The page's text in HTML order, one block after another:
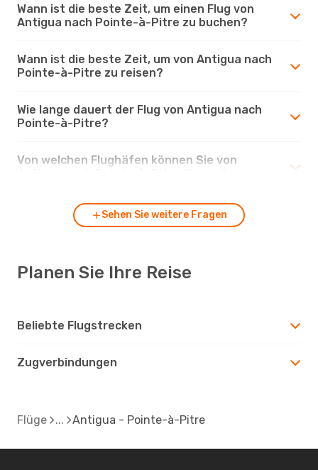
Wann ist die beste Zeit, um einen Flug von
Antigua nach Pointe-à-Pitre zu buchen?
Wann ist die beste Zeit, um von Antigua nach
Pointe-à-Pitre zu reisen?
Wie lange dauert der Flug von Antigua nach
Pointe-à-Pitre?
Von welchen Flughäfen können Sie von
Sehen Sie weitere Fragen
Planen Sie Ihre Reise
Beliebte Flugstrecken
Zugverbindungen
Flüge Antigua - Pointe-à-Pitre